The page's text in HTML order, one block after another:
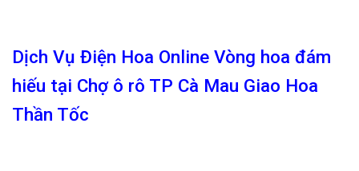
Dịch Vụ Điện Hoa Online Vòng hoa đám
hiếu tại Chợ ô rô TP Cà Mau Giao Hoa
Thần Tốc